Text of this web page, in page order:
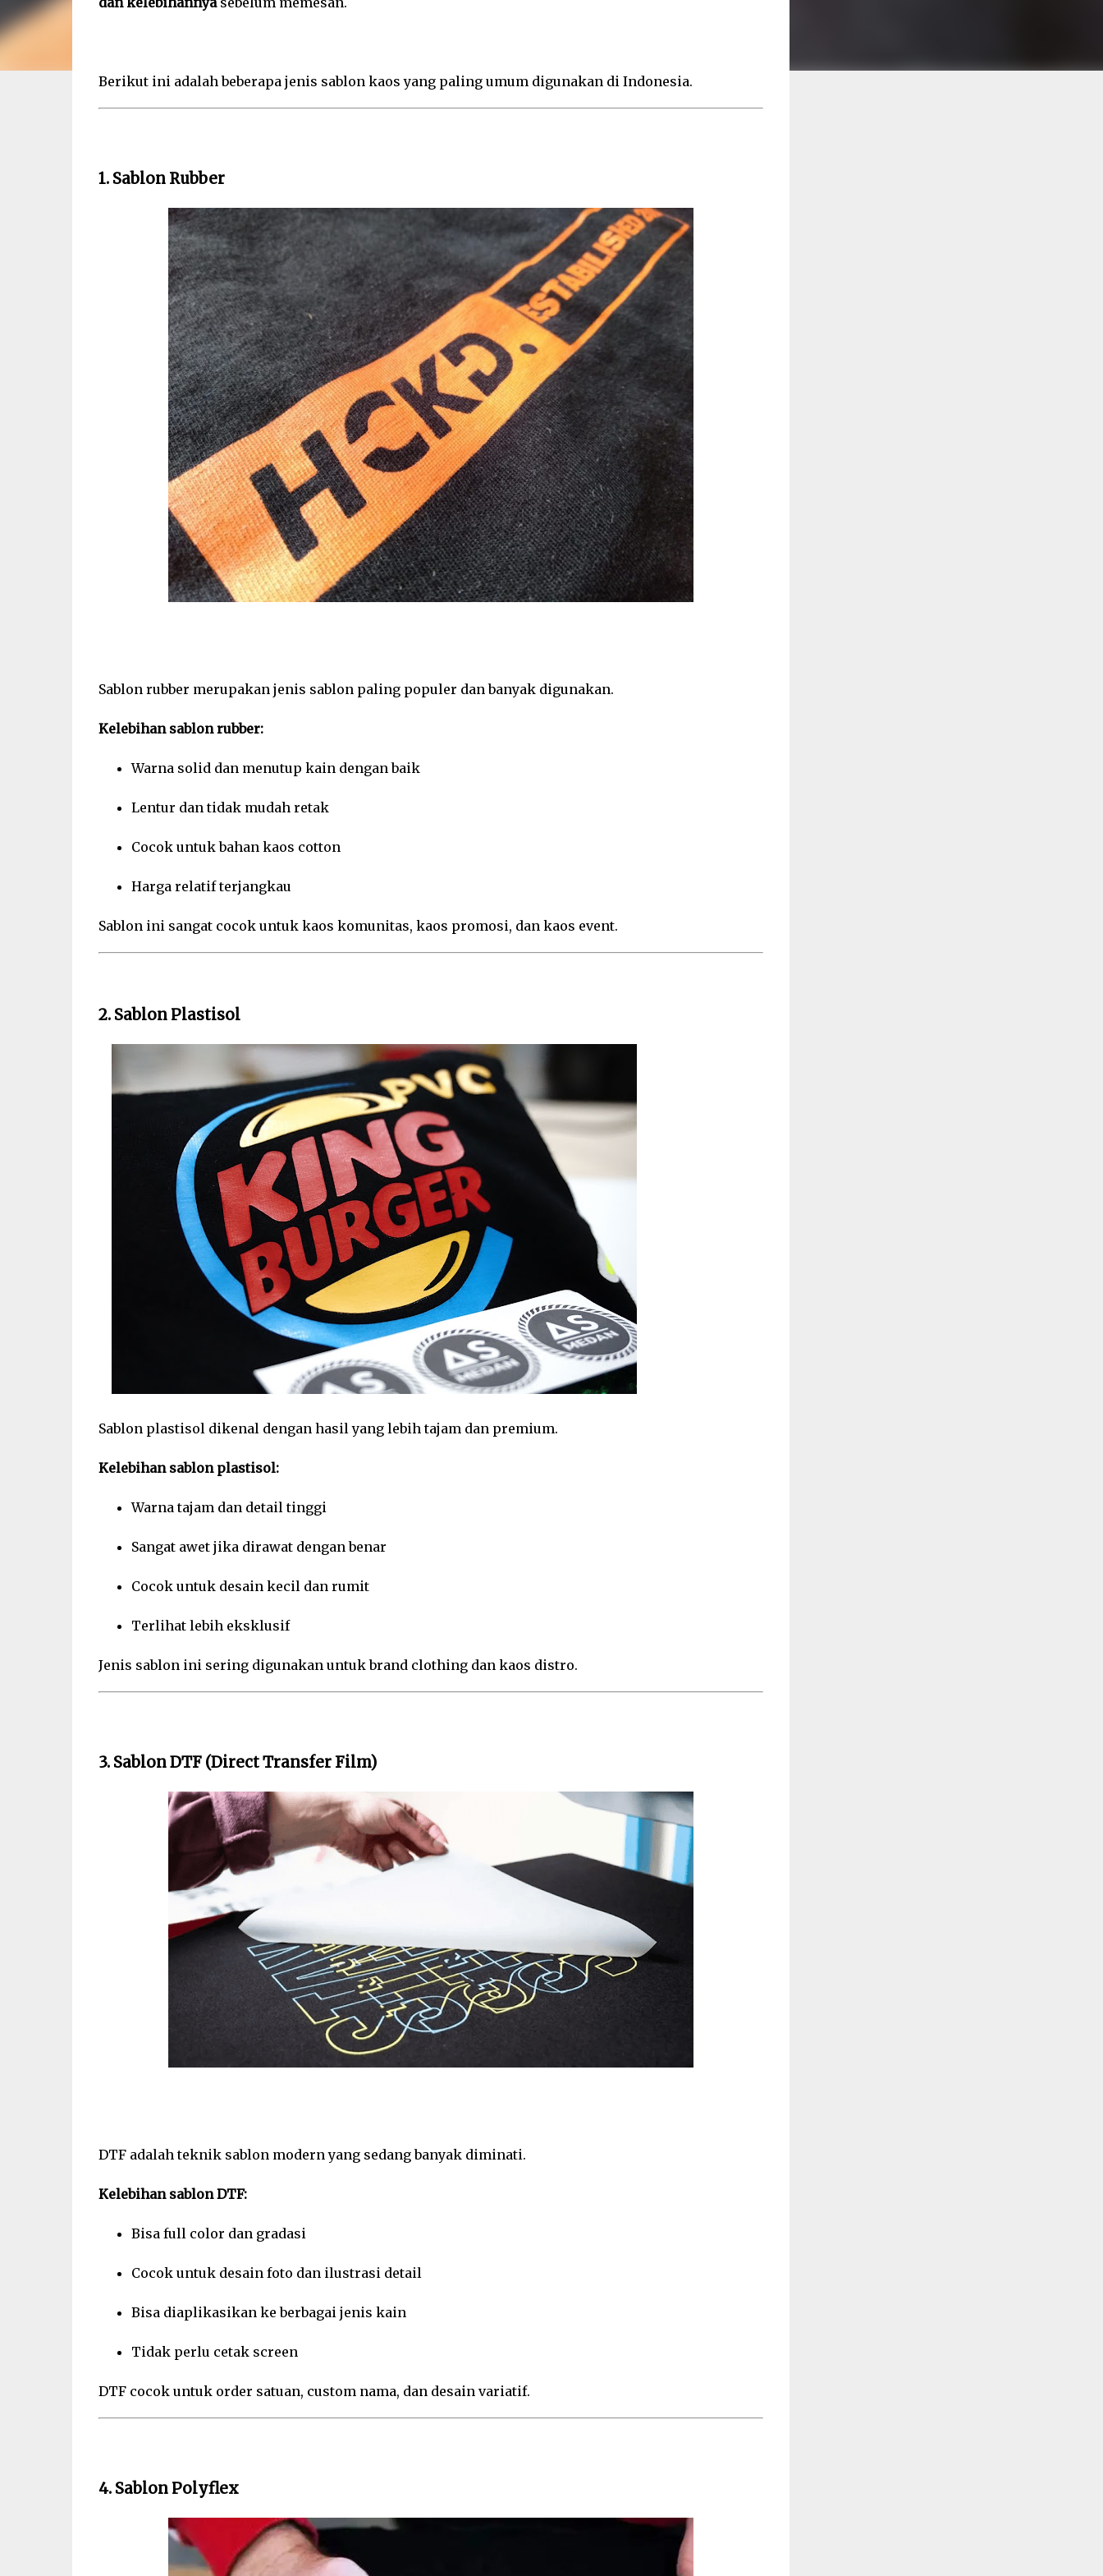
Berikut ini adalah beberapa jenis sablon kaos yang paling umum digunakan di Indonesia.
1. Sablon Rubber
Sablon rubber merupakan jenis sablon paling populer dan banyak digunakan.
Kelebihan sablon rubber:
Warna solid dan menutup kain dengan baik
Lentur dan tidak mudah retak
Cocok untuk bahan kaos cotton
Harga relatif terjangkau
Sablon ini sangat cocok untuk kaos komunitas, kaos promosi, dan kaos event.
2. Sablon Plastisol
Sablon plastisol dikenal dengan hasil yang lebih tajam dan premium.
Kelebihan sablon plastisol:
Warna tajam dan detail tinggi
Sangat awet jika dirawat dengan benar
Cocok untuk desain kecil dan rumit
Terlihat lebih eksklusif
Jenis sablon ini sering digunakan untuk brand clothing dan kaos distro.
3. Sablon DTF (Direct Transfer Film)
DTF adalah teknik sablon modern yang sedang banyak diminati.
Kelebihan sablon DTF:
Bisa full color dan gradasi
Cocok untuk desain foto dan ilustrasi detail
Bisa diaplikasikan ke berbagai jenis kain
Tidak perlu cetak screen
DTF cocok untuk order satuan, custom nama, dan desain variatif.
4. Sablon Polyflex